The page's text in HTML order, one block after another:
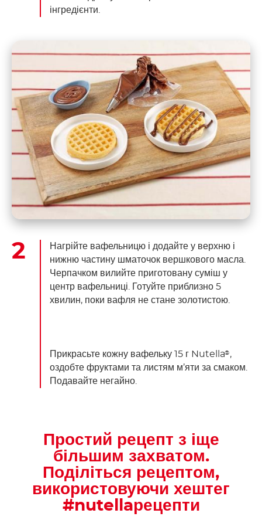
інгредієнти.
Нагрійте вафельницю і додайте у верхню і
нижню частину шматочок вершкового масла.
Черпачком вилийте приготовану суміш у
центр вафельниці. Готуйте приблизно 5
хвилин, поки вафля не стане золотистою.
Прикрасьте кожну вафельку 15 г Nutella® ,
оздобте фруктами та листям м’яти за смаком.
Подавайте негайно.
Простий рецепт з іще
більшим захватом.
Поділіться рецептом,
використовуючи хештег
#nutellaрецепти